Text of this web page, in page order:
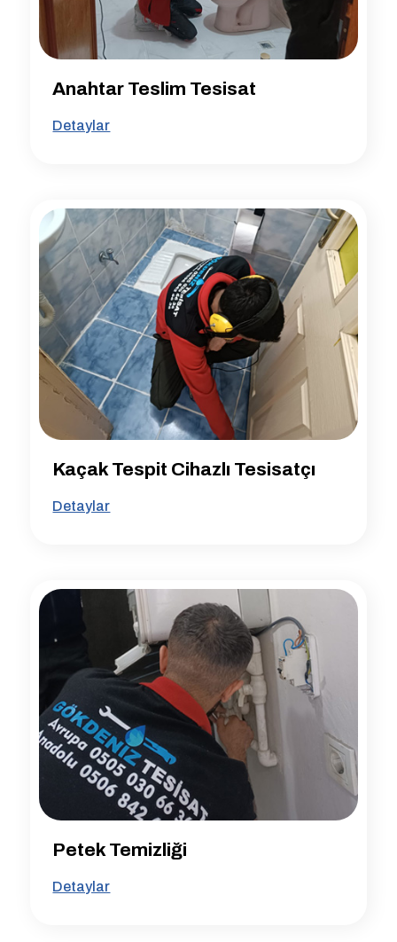
Anahtar Teslim Tesisat
Detaylar
Kaçak Tespit Cihazlı Tesisatçı
Detaylar
Petek Temizliği
Detaylar